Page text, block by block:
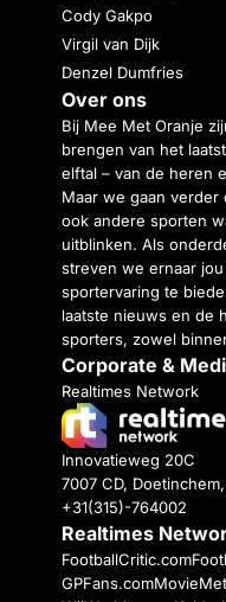
Cody Gakpo
Virgil van Dijk
Denzel Dumfries
Over ons
Bij Mee Met Oranje
brengen van het
elftal – van de heren
Maar we gaan verder
ook andere sporten
uitblinken. Als
streven we ernaar
sportervaring te
laatste nieuws en de
sporters, zowel
Corporate &
Realtimes Network
Innovatieweg 20C
7007 CD,
+31(315)-764002
Realtimes
FootballCritic.com
GPFans.com